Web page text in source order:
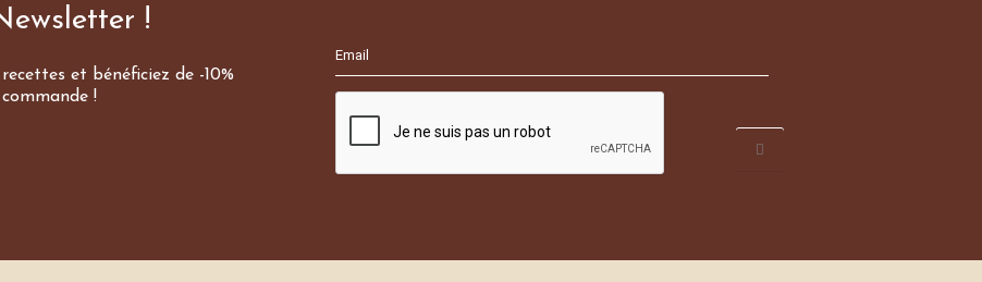
!
et bénéficiez de -10%
!